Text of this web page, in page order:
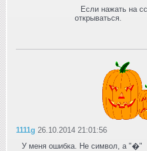
Если нажать на
открываться.
1111g 26.10.2014 21:01:56
У меня ошибка. Не символ, а "�"